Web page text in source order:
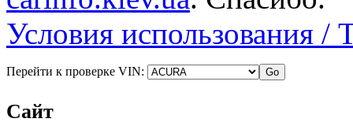
Условия использования /
Перейти к проверке VIN:
Сайт